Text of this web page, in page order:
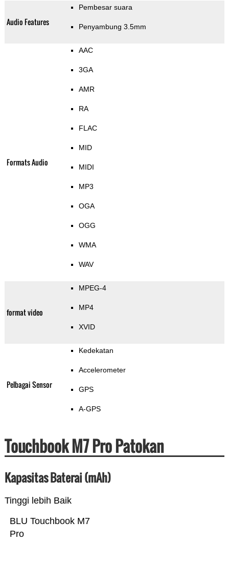
Audio Features
Pembesar suara
Penyambung 3.5mm
Formats Audio
AAC
3GA
AMR
RA
FLAC
MID
MIDI
MP3
OGA
OGG
WMA
WAV
format video
MPEG-4
MP4
XVID
Pelbagai Sensor
Kedekatan
Accelerometer
GPS
A-GPS
Touchbook M7 Pro Patokan
Kapasitas Baterai (mAh)
Tinggi lebih Baik
BLU Touchbook M7
Pro